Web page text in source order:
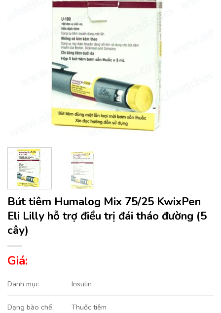
Bút tiêm Humalog Mix 75/25 KwixPen
Eli Lilly hỗ trợ điều trị đái tháo đường (5
cây)
Giá:
Danh mục Insulin
Dạng bào chế Thuốc tiêm